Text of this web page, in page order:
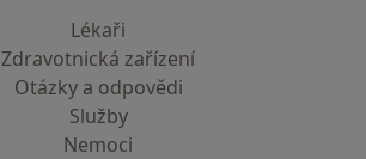
Lékaři
Zdravotnická zařízení
Otázky a odpovědi
Služby
Nemoci